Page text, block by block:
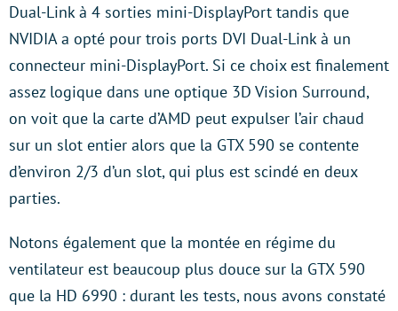
Dual-Link à 4 sorties mini-DisplayPort tandis que
NVIDIA a opté pour trois ports DVI Dual-Link à un
connecteur mini-DisplayPort. Si ce choix est finalement
assez logique dans une optique 3D Vision Surround,
on voit que la carte d’AMD peut expulser l’air chaud
sur un slot entier alors que la GTX 590 se contente
d’environ 2/3 d’un slot, qui plus est scindé en deux
parties.
Notons également que la montée en régime du
ventilateur est beaucoup plus douce sur la GTX 590
que la HD 6990 : durant les tests, nous avons constaté